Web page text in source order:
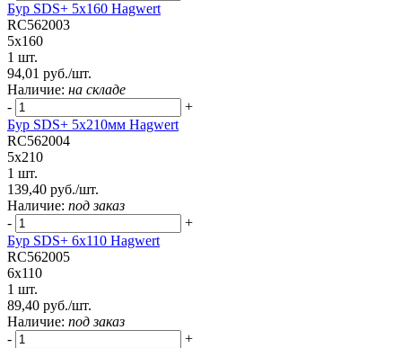
Бур SDS+ 5х160 Hagwert
RC562003
5x160
1 шт.
94,01 руб./шт.
Наличие: на складе
-
+
Бур SDS+ 5х210мм Hagwert
RC562004
5x210
1 шт.
139,40 руб./шт.
Наличие: под заказ
-
+
Бур SDS+ 6х110 Hagwert
RC562005
6x110
1 шт.
89,40 руб./шт.
Наличие: под заказ
-
+